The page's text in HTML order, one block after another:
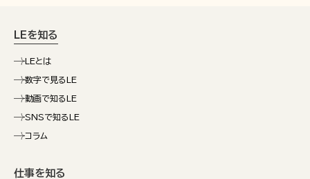
LEを知る
LEとは
数字で見るLE
動画で知るLE
SNSで知るLE
コラム
仕事を知る